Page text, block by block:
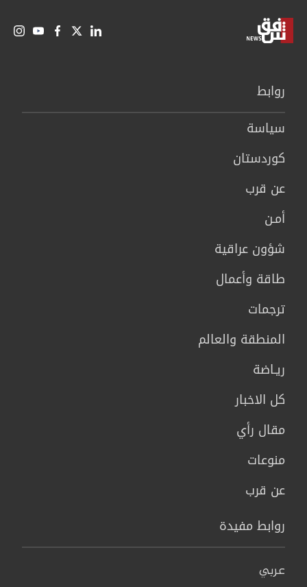
روابط
سیاسة
كوردستان
عن قرب
أمـن
شؤون عراقية
طاقة وأعمال
ترجمات
المنطقة والعالم
ريـاضة
كل الاخبار
مقال رأي
منوعات
عن قرب
روابط مفيدة
عربي